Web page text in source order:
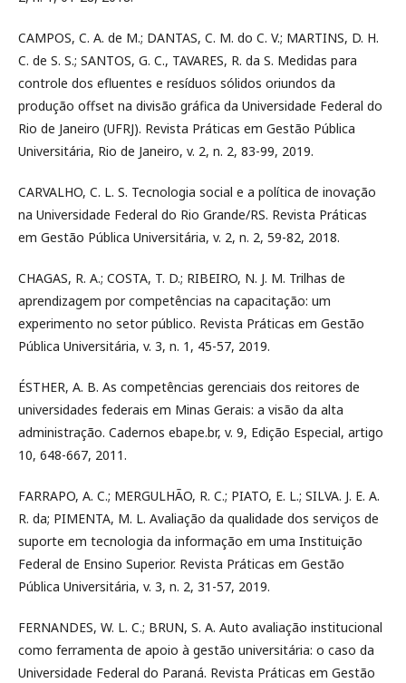
CAMPOS, C. A. de M.; DANTAS, C. M. do C. V.; MARTINS, D. H.
C. de S. S.; SANTOS, G. C., TAVARES, R. da S. Medidas para
controle dos efluentes e resíduos sólidos oriundos da
produção offset na divisão gráfica da Universidade Federal do
Rio de Janeiro (UFRJ). Revista Práticas em Gestão Pública
Universitária, Rio de Janeiro, v. 2, n. 2, 83-99, 2019.
CARVALHO, C. L. S. Tecnologia social e a política de inovação
na Universidade Federal do Rio Grande/RS. Revista Práticas
em Gestão Pública Universitária, v. 2, n. 2, 59-82, 2018.
CHAGAS, R. A.; COSTA, T. D.; RIBEIRO, N. J. M. Trilhas de
aprendizagem por competências na capacitação: um
experimento no setor público. Revista Práticas em Gestão
Pública Universitária, v. 3, n. 1, 45-57, 2019.
ÉSTHER, A. B. As competências gerenciais dos reitores de
universidades federais em Minas Gerais: a visão da alta
administração. Cadernos ebape.br, v. 9, Edição Especial, artigo
10, 648-667, 2011.
FARRAPO, A. C.; MERGULHÃO, R. C.; PIATO, E. L.; SILVA. J. E. A.
R. da; PIMENTA, M. L. Avaliação da qualidade dos serviços de
suporte em tecnologia da informação em uma Instituição
Federal de Ensino Superior. Revista Práticas em Gestão
Pública Universitária, v. 3, n. 2, 31-57, 2019.
FERNANDES, W. L. C.; BRUN, S. A. Auto avaliação institucional
como ferramenta de apoio à gestão universitária: o caso da
Universidade Federal do Paraná. Revista Práticas em Gestão